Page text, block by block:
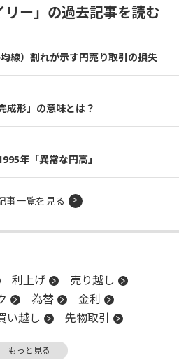
リー」の過去記事を読む
線）割れが示す円売り取引の損失
成形」の意味とは？
年「異常な円高」
事一覧を見る
利上げ
売り越し
為替
金利
い越し
先物取引
もっと見る